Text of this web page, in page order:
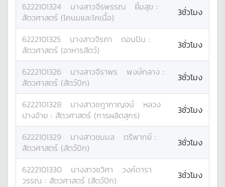
6222101324 นางสาวจีรพรรณ ยิ้มสุข :
สัตวศาสตร์ (โคนมและโคเนื้อ)
3ชั่วโมง
6222101325 นางสาวจีรภา ดอนปัน :
สัตวศาสตร์ (อาหารสัตว์)
3ชั่วโมง
6222101326 นางสาวจีราพร พงษ์กลาง :
สัตวศาสตร์ (สัตว์ปีก)
3ชั่วโมง
6222101328 นางสาวชฎากาญจน์
หลวง
ปางอ้าย : สัตวศาสตร์ (การผลิตสุกร) 3ชั่วโมง
6222101329 นางสาวชนมล ตรีพาทย์ :
สัตวศาสตร์ (สัตว์ปีก)
3ชั่วโมง
6222101330 นางสาวชวิศา
วงค์ดารา
วรรณ : สัตวศาสตร์ (สัตว์ปีก) 3ชั่วโมง